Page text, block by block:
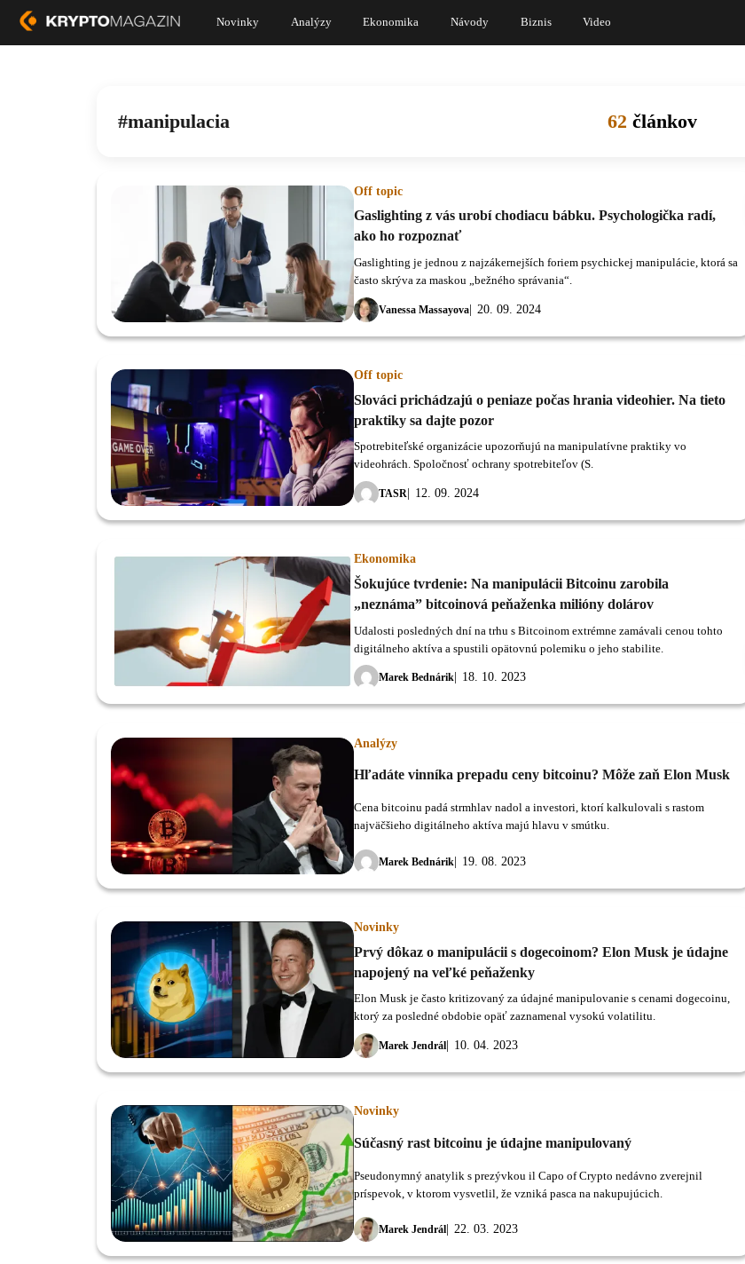
Novinky Analýzy Ekonomika Návody Biznis Video
manipulacia 62 článkov
Off topic
Gaslighting z vás urobí chodiacu bábku. Psychologička radí,
ako ho rozpoznať
Vanessa Massayova 20. 09. 2024
Gaslighting je jednou z najzákernejších foriem psychickej manipulácie, ktorá sa
často skrýva za maskou „bežného správania“.
Off topic
Slováci prichádzajú o peniaze počas hrania videohier. Na tieto
praktiky sa dajte pozor
TASR 12. 09. 2024
Spotrebiteľské organizácie upozorňujú na manipulatívne praktiky vo
videohrách. Spoločnosť ochrany spotrebiteľov (S.
Ekonomika
Šokujúce tvrdenie: Na manipulácii Bitcoinu zarobila
„neznáma” bitcoinová peňaženka milióny dolárov
Marek Bednárik 18. 10. 2023
Udalosti posledných dní na trhu s Bitcoinom extrémne zamávali cenou tohto
digitálneho aktíva a spustili opätovnú polemiku o jeho stabilite.
Analýzy
Hľadáte vinníka prepadu ceny bitcoinu? Môže zaň Elon Musk
Marek Bednárik 19. 08. 2023
Cena bitcoinu padá strmhlav nadol a investori, ktorí kalkulovali s rastom
najväčšieho digitálneho aktíva majú hlavu v smútku.
Novinky
Prvý dôkaz o manipulácii s dogecoinom? Elon Musk je údajne
napojený na veľké peňaženky
Marek Jendrál 10. 04. 2023
Elon Musk je často kritizovaný za údajné manipulovanie s cenami dogecoinu,
ktorý za posledné obdobie opäť zaznamenal vysokú volatilitu.
Novinky
Súčasný rast bitcoinu je údajne manipulovaný
Marek Jendrál 22. 03. 2023
Pseudonymný anatylik s prezývkou il Capo of Crypto nedávno zverejnil
príspevok, v ktorom vysvetlil, že vzniká pasca na nakupujúcich.